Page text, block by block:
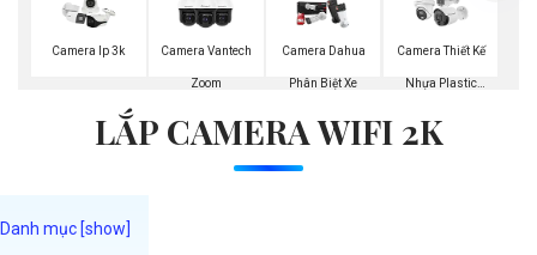
Kbvision Kbvision
Camera Ip 3k Camera Vantech
Zoom
Camera Dahua
Phân Biệt Xe
Camera Thiết Kế
Nhựa Plastic
LẮP CAMERA WIFI 2K